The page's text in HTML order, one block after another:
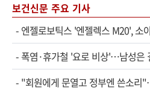
보건신문 주요 기사
- 엔젤로보틱스 '엔젤렉스 M20', 소아·청소
- 폭염·휴가철 '요로 비상'…남성은
- "회원에게 문열고 정부엔 쓴소리